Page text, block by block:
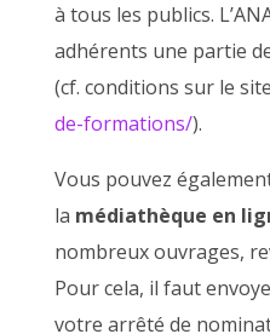
à tous les publics.
adhérents une partie
(cf. conditions sur le site
de-formations/).
Vous pouvez
la médiathèque en
nombreux ouvrages,
Pour cela, il faut
votre arrêté de